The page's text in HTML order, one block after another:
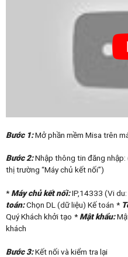
Bước 1:Mở phần mềm Misa trên
Bước 2:Nhập thông tin đăng nhập:
thị trường “Máy chủ kết nối”)
*Máy chủ kết nối:IP,14333 (Vi du:
toán:Chọn DL (dữ liệu) Kế toán *
Quý Khách khởi tạo *Mật khẩu:
khách
Bước 3:Kết nối và kiểm tra lại